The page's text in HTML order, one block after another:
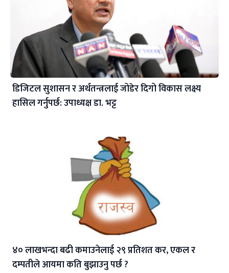
डिजिटल सुशासन र अर्थतन्त्रलाई जोडेर दिगो विकास लक्ष्य
हासिल गर्नुपर्छ: उपाध्यक्ष डा. भट्ट
४० लाखभन्दा बढी कमाउनेलाई २९ प्रतिशत कर, एकल र
दम्पतीले आयमा कति बुझाउनु पर्छ ?